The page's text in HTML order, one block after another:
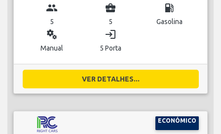
group
5
business_center
5
local_gas_station
Gasolina
miscellaneous_services
Manual
login
5 Porta
VER DETALHES...
ECONÓMICO